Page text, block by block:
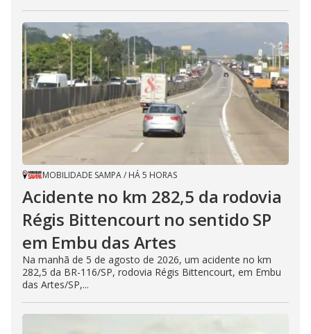
MOBILIDADE SAMPA/ HÁ 5 HORAS
Acidente no km 282,5 da rodovia
Régis Bittencourt no sentido SP
em Embu das Artes
Na manhã de 5 de agosto de 2026, um acidente no km
282,5 da BR-116/SP, rodovia Régis Bittencourt, em Embu
das Artes/SP,...